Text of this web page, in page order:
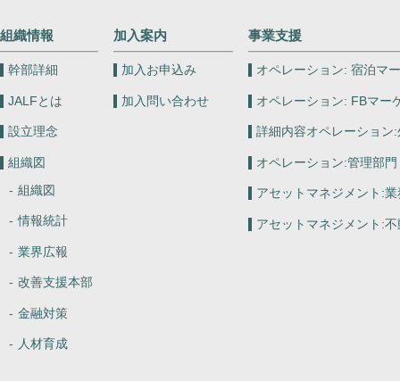
組織情報
幹部詳細
JALFとは
設立理念
組織図
組織図
情報統計
業界広報
改善支援本部
金融対策
人材育成
加入案内
加入お申込み
加入問い合わせ
事業支援
オペレーション: 宿泊マ
オペレーション: FBマー
詳細内容オペレーション:
オペレーション:管理部門
アセットマネジメント:業
アセットマネジメント:不